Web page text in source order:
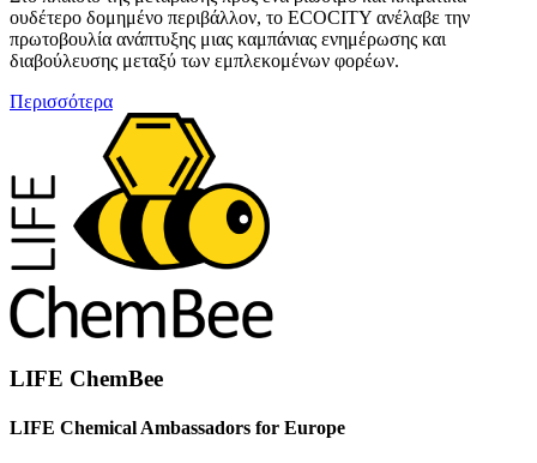
ουδέτερο δομημένο περιβάλλον, το ECOCITY ανέλαβε την
πρωτοβουλία ανάπτυξης μιας καμπάνιας ενημέρωσης και
διαβούλευσης μεταξύ των εμπλεκομένων φορέων.
Περισσότερα
LIFE ChemBee
LIFE Chemical Ambassadors for Europe